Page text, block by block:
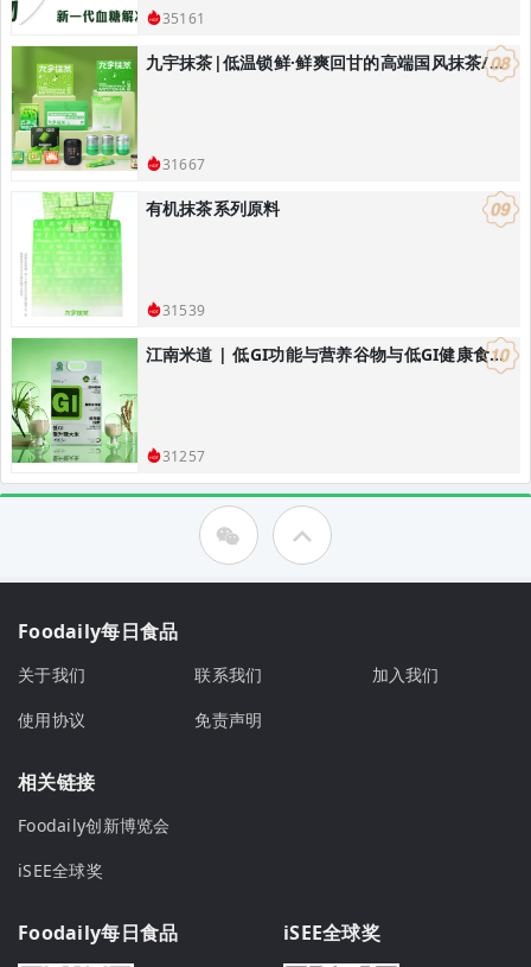
35161
九宇抹茶|低温锁鲜·鲜爽回甘的高端国风抹茶/饮品烘焙解决方案
31667
有机抹茶系列原料
31539
江南米道 | 低GI功能与营养谷物与低GI健康食品研发，低GI健康主食解决方案
31257
Foodaily每日食品
关于我们 联系我们
加入我们
使用协议
免责声明
相关链接
Foodaily创新博览会
iSEE全球奖
Foodaily每日食品 iSEE全球奖